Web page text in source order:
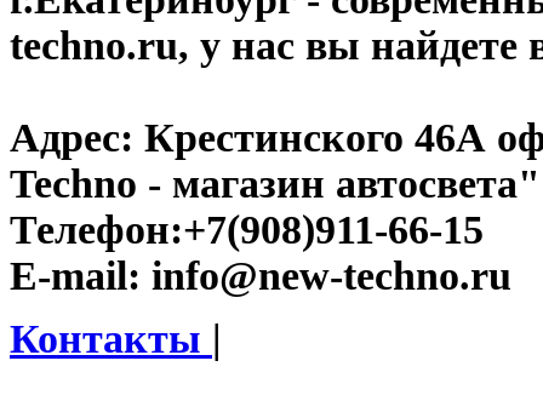
techno.ru, у нас вы найдете
Адрес: Крестинского 46А
Techno - магазин автосвета"
Телефон:+7(908)911-66-15
E-mail: info@new-techno.ru
Контакты |